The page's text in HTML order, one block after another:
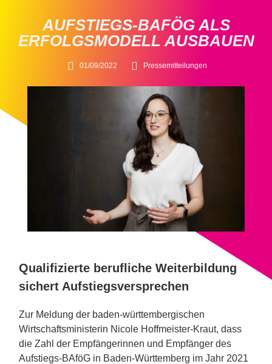
AUFSTIEGS-BAFÖG ALS
ERFOLGSMODELL AUSBAUEN
01/09/2022 Pressemitteilungen
Qualifizierte berufliche Weiterbildung
sichert Aufstiegsversprechen
Zur Meldung der baden-württembergischen
Wirtschaftsministerin Nicole Hoffmeister-Kraut, dass
die Zahl der Empfängerinnen und Empfänger des
Aufstiegs-BAföG in Baden-Württemberg im Jahr 2021